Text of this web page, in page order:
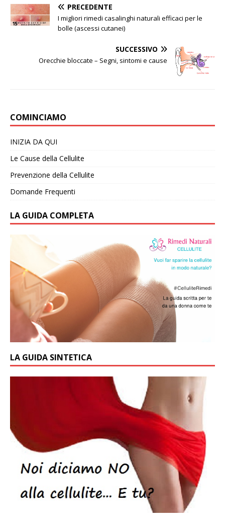
PRECEDENTE
I migliori rimedi casalinghi naturali efficaci per le
bolle (ascessi cutanei)
SUCCESSIVO
Orecchie bloccate – Segni, sintomi e cause
COMINCIAMO
INIZIA DA QUI
Le Cause della Cellulite
Prevenzione della Cellulite
Domande Frequenti
LA GUIDA COMPLETA
LA GUIDA SINTETICA